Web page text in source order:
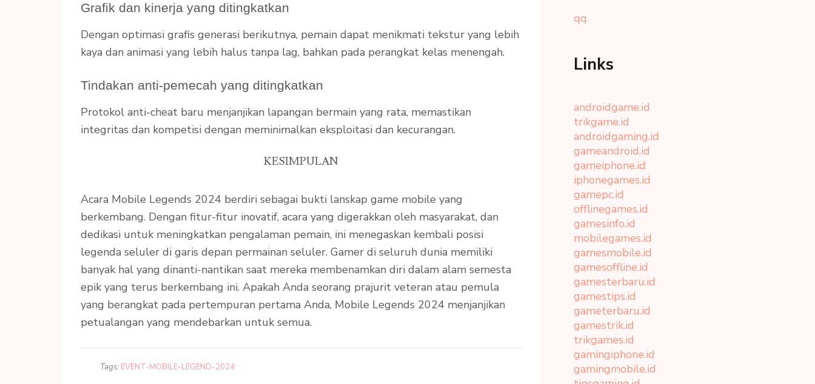
Grafik dan kinerja yang ditingkatkan
Dengan optimasi grafis generasi berikutnya, pemain dapat menikmati tekstur yang lebih
kaya dan animasi yang lebih halus tanpa lag, bahkan pada perangkat kelas menengah.
Tindakan anti-pemecah yang ditingkatkan
Protokol anti-cheat baru menjanjikan lapangan bermain yang rata, memastikan
integritas dan kompetisi dengan meminimalkan eksploitasi dan kecurangan.
KESIMPULAN
Acara Mobile Legends 2024 berdiri sebagai bukti lanskap game mobile yang
berkembang. Dengan fitur-fitur inovatif, acara yang digerakkan oleh masyarakat, dan
dedikasi untuk meningkatkan pengalaman pemain, ini menegaskan kembali posisi
legenda seluler di garis depan permainan seluler. Gamer di seluruh dunia memiliki
banyak hal yang dinanti-nantikan saat mereka membenamkan diri dalam alam semesta
epik yang terus berkembang ini. Apakah Anda seorang prajurit veteran atau pemula
yang berangkat pada pertempuran pertama Anda, Mobile Legends 2024 menjanjikan
petualangan yang mendebarkan untuk semua.
Tags: EVENT-MOBILE-LEGEND-2024
qq
Links
androidgame.id
trikgame.id
androidgaming.id
gameandroid.id
gameiphone.id
iphonegames.id
gamepc.id
offlinegames.id
gamesinfo.id
mobilegames.id
gamesmobile.id
gamesoffline.id
gamesterbaru.id
gamestips.id
gameterbaru.id
gamestrik.id
trikgames.id
gamingiphone.id
gamingmobile.id